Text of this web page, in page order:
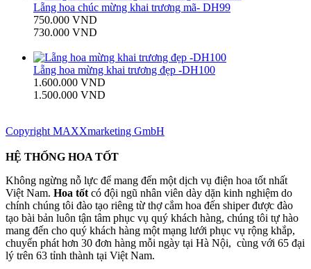
Lẵng hoa chúc mừng khai trương mã- DH99
750.000 VND
730.000 VND
Lẵng hoa mừng khai trương đẹp -DH100
1.600.000 VND
1.500.000 VND
Copyright MAXXmarketing GmbH
HỆ THỐNG HOA TỐT
Không ngừng nỗ lực để mang đến một dịch vụ điện hoa tốt nhất
Việt Nam. Hoa tốt có đội ngũ nhân viên dày dặn kinh nghiệm do
chính chúng tôi đào tạo riêng từ thợ cắm hoa đến shiper được đào
tạo bài bản luôn tận tâm phục vụ quý khách hàng, chúng tôi tự hào
mang đến cho quý khách hàng một mạng lưới phục vụ rộng khắp,
chuyển phát hơn 30 đơn hàng mỗi ngày tại Hà Nội, cùng với 65 đại
lý trên 63 tỉnh thành tại Việt Nam.